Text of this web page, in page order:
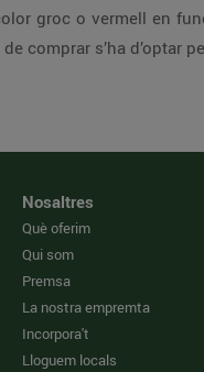
groc o vermell en
comprar s’ha
Nosaltres
Què oferim
Qui som
Premsa
La nostra empremta
Incorpora't
Lloguem locals